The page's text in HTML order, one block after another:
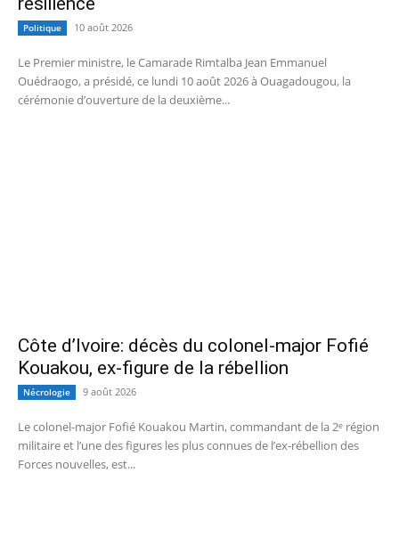
Politique 10 août 2026
Le Premier ministre, le Camarade Rimtalba Jean Emmanuel
Ouédraogo, a présidé, ce lundi 10 août 2026 à Ouagadougou, la
cérémonie d’ouverture de la deuxième...
Côte d’Ivoire: décès du colonel-major Fofié
Kouakou, ex-figure de la rébellion
Nécrologie 9 août 2026
Le colonel-major Fofié Kouakou Martin, commandant de la 2ᵉ région
militaire et l’une des figures les plus connues de l’ex‑rébellion des
Forces nouvelles, est...